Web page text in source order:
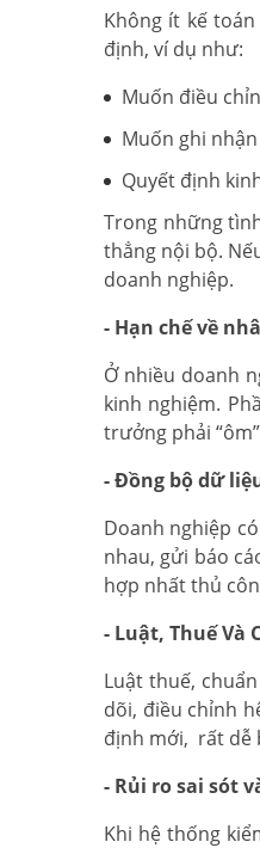
Không ít kế
định, ví dụ như:
Muốn điều
Muốn ghi
Quyết định
Trong những
thẳng nội bộ.
doanh nghiệp.
- Hạn chế về
Ở nhiều doanh
kinh nghiệm.
trưởng phải
- Đồng bộ dữ
Doanh nghiệp
nhau, gửi báo
hợp nhất thủ
- Luật, Thuế Và
Luật thuế,
dõi, điều chỉnh
định mới, rất dễ
- Rủi ro sai sót
Khi hệ thống